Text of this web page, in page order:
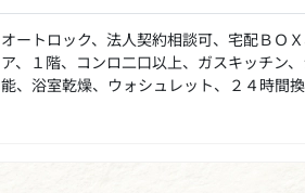
オートロック、法人契約相談可、宅配ＢＯ
ア、１階、コンロ二口以上、ガスキッチン
能、浴室乾燥、ウォシュレット、２４時間